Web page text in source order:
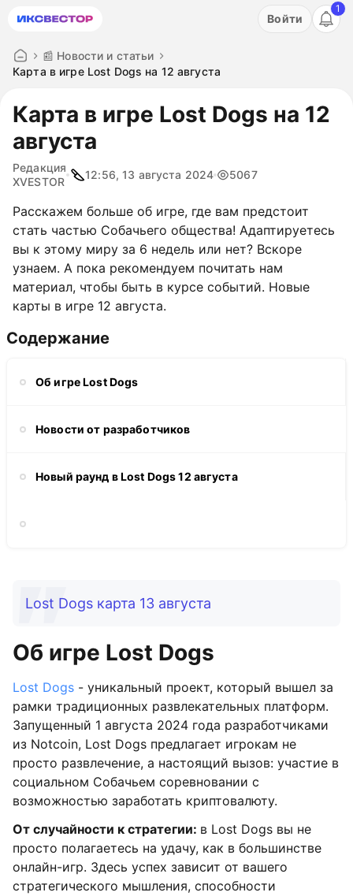
Акция: бесплатный пробный период на 3 дня!
Войти
1
📰 Новости и статьи
Карта в игре Lost Dogs на 12 августа
Карта в игре Lost Dogs на 12
августа
Редакция
XVESTOR
12:56, 13 августа 2024 5067
Расскажем больше об игре, где вам предстоит
стать частью Собачьего общества! Адаптируетесь
вы к этому миру за 6 недель или нет? Вскоре
узнаем. А пока рекомендуем почитать нам
материал, чтобы быть в курсе событий. Новые
карты в игре 12 августа.
Содержание
Об игре Lost Dogs
Новости от разработчиков
Новый раунд в Lost Dogs 12 августа
Lost Dogs карта 13 августа
Об игре Lost Dogs
Lost Dogs - уникальный проект, который вышел за
рамки традиционных развлекательных платформ.
Запущенный 1 августа 2024 года разработчиками
из Notcoin, Lost Dogs предлагает игрокам не
просто развлечение, а настоящий вызов: участие в
социальном Собачьем соревновании с
возможностью заработать криптовалюту.
От случайности к стратегии: в Lost Dogs вы не
просто полагаетесь на удачу, как в большинстве
онлайн-игр. Здесь успех зависит от вашего
стратегического мышления, способности